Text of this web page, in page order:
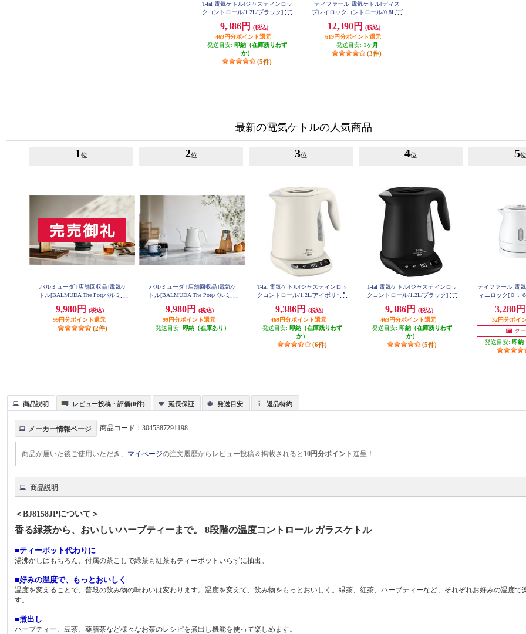
T-fal 電気ケトル[ジャスティンロッ
クコントロール/1.2L/ブラック] KO
9,386円
(税込)
469円分ポイント還元
発送目安: 即納（在庫残りわず
か）
(5件)
ティファール 電気ケトル[ディス
プレイロックコントロール/0.8L/ブ
12,390円
(税込)
619円分ポイント還元
発送目安: 1ヶ月
(3件)
最新の電気ケトルの人気商品
1 位
バルミューダ [店舗回収品]電気ケ
トル[BALMUDA The Pot(バルミュ
K-KPT01JP-BK
9,980円
(税込)
99円分ポイント還元
(2件)
2位
バルミューダ [店舗回収品]電気ケ
トル[BALMUDA The Pot(バルミュ
K-KPT01JP-WH
9,980円
(税込)
99円分ポイント還元
発送目安: 即納（在庫あり）
3位
T-fal 電気ケトル[ジャスティンロッ
クコントロール/1.2L/アイボリー】
9,386円
(税込)
469円分ポイント還元
発送目安: 即納（在庫残りわず
か）
(6件)
4位
T-fal 電気ケトル[ジャスティンロッ
クコントロール/1.2L/ブラック] KO
9,386円
(税込)
469円分ポイント還元
発送目安: 即納（在庫残りわず
か）
(5件)
5位
ティファール 電
ィニロック[０．
3,280
32円分ポイ
ク
発送目安: 即納
商品説明 レビュー投稿・評価(0件) 延長保証 発送目安 返品特約
メーカー情報ページ 商品コード：3045387291198
商品が届いた後ご使用いただき、 マイページの注文履歴からレビュー投稿＆掲載されると 10円分ポイント進呈！
商品説明
＜BJ8158JPについて＞
香る緑茶から、おいしいハーブティーまで。 8段階の温度コントロール ガラスケトル
■ティーポット代わりに
湯沸かしはもちろん、付属の茶こしで緑茶も紅茶もティーポットいらずに抽出。
■好みの温度で、もっとおいしく
温度を変えることで、普段の飲み物の味わいは変わります。温度を変えて、飲み物をもっとおいしく。緑茶、紅茶、ハーブティーなど、それぞれお好みの温度で
す。
■煮出し
ハーブティー、豆茶、薬膳茶など様々なお茶のレシピを煮出し機能を使って楽しめます。